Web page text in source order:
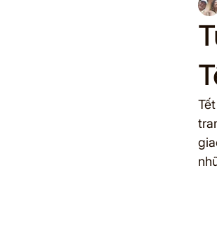
Xu hướng
Summer